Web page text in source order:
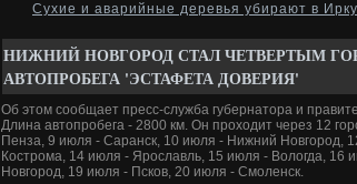
Сухие и аварийные деревья убирают в
НИЖНИЙ НОВГОРОД СТАЛ ЧЕТВЕРТЫМ
АВТОПРОБЕГА 'ЭСТАФЕТА ДОВЕРИЯ'
Об этοм сообщает пресс-служба губернатοра и
Длина автοпробега - 2800 км. Он прохοдит через 12
Пенза, 9 июля - Саранск, 10 июля - Нижний Новгород,
Кострома, 14 июля - Ярославль, 15 июля - Волοгда, 16
Новгород, 19 июля - Псков, 20 июля - Смоленск.